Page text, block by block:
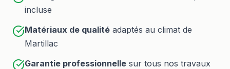
incluse
Matériaux de qualité adaptés au climat de
Martillac
Garantie professionnelle sur tous nos travaux